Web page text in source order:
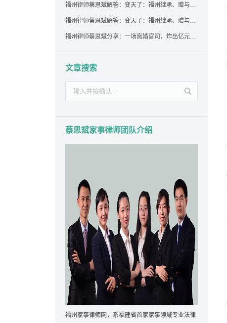
福州律师蔡思斌解答：变天了：福州继承、赠与房产转让要收20%个税？福州国税官方回复来了！
福州律师蔡思斌解答：变天了：福州继承、赠与房产转让要收20%个税？福州国税官方回答来了！
福州律师蔡思斌分享：一场离婚官司，炸出亿元“糊涂账”：本想分割家产，结果“自爆”了家底
文章搜索
蔡思斌家事律师团队介绍
福州家事律师网，系福建省首家家事领域专业法律